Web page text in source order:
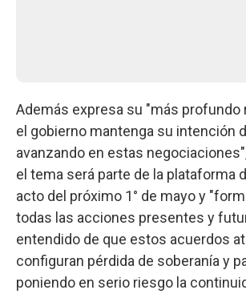
Además expresa su "más profundo
el gobierno mantenga su intención
avanzando en estas
el tema será parte de la plataforma
acto del próximo 1° de mayo y
todas las acciones presentes y
entendido de que estos acuerdos
configuran pérdida de soberanía y
poniendo en serio riesgo la